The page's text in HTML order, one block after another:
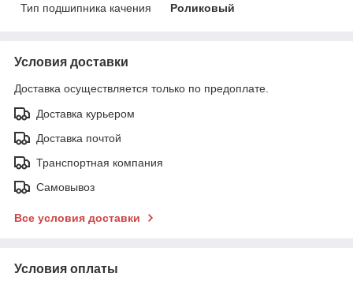
Тип подшипника качения
Роликовый
Условия доставки
Доставка осуществляется только по предоплате.
Доставка курьером
Доставка почтой
Транспортная компания
Самовывоз
Все условия доставки
Условия оплаты